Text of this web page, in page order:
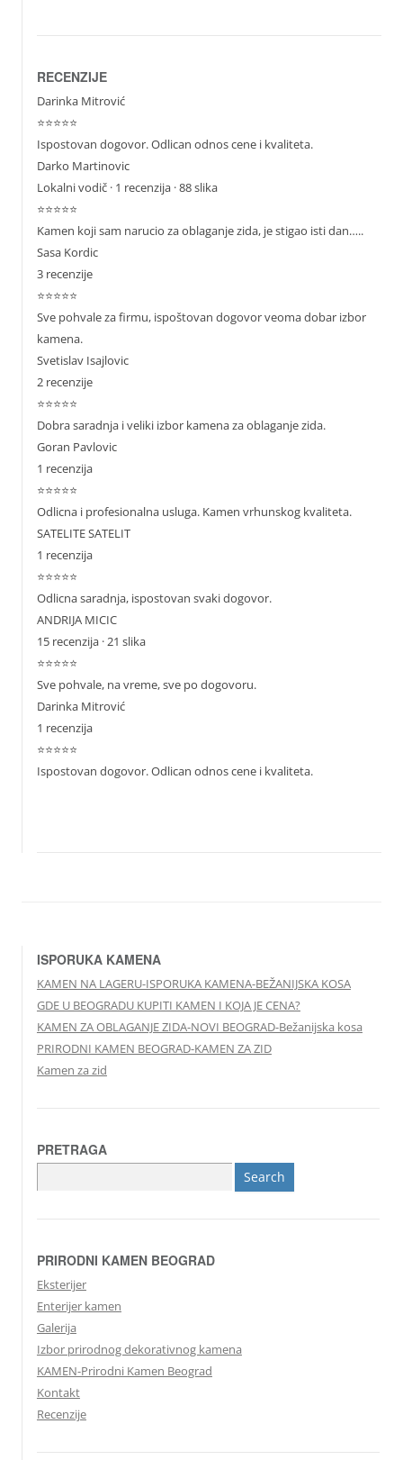
RECENZIJE
Darinka Mitrović
⭐⭐⭐⭐⭐
Ispostovan dogovor. Odlican odnos cene i kvaliteta.
Darko Martinovic
Lokalni vodič· 1 recenzija · 88 slika
⭐⭐⭐⭐⭐
Kamen koji sam narucio za oblaganje zida, je stigao isti dan…..
Sasa Kordic
3 recenzije
⭐⭐⭐⭐⭐
Sve pohvale za firmu, ispoštovan dogovor veoma dobar izbor
kamena.
Svetislav Isajlovic
2 recenzije
⭐⭐⭐⭐⭐
Dobra saradnja i veliki izbor kamena za oblaganje zida.
Goran Pavlovic
1 recenzija
⭐⭐⭐⭐⭐
Odlicna i profesionalna usluga. Kamen vrhunskog kvaliteta.
SATELITE SATELIT
1 recenzija
⭐⭐⭐⭐⭐
Odlicna saradnja, ispostovan svaki dogovor.
ANDRIJA MICIC
15 recenzija · 21 slika
⭐⭐⭐⭐⭐
Sve pohvale, na vreme, sve po dogovoru.
Darinka Mitrović
1 recenzija
⭐⭐⭐⭐⭐
Ispostovan dogovor. Odlican odnos cene i kvaliteta.
ISPORUKA KAMENA
KAMEN NA LAGERU-ISPORUKA KAMENA-BEŽANIJSKA KOSA
GDE U BEOGRADU KUPITI KAMEN I KOJA JE CENA?
KAMEN ZA OBLAGANJE ZIDA-NOVI BEOGRAD-Bežanijska kosa
PRIRODNI KAMEN BEOGRAD-KAMEN ZA ZID
Kamen za zid
PRETRAGA
for:
PRIRODNI KAMEN BEOGRAD
Eksterijer
Enterijer kamen
Galerija
Izbor prirodnog dekorativnog kamena
KAMEN-Prirodni Kamen Beograd
Kontakt
Recenzije